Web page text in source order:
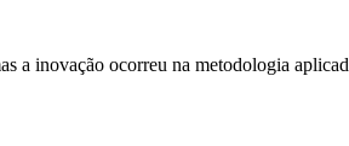
a inovação ocorreu na metodologia